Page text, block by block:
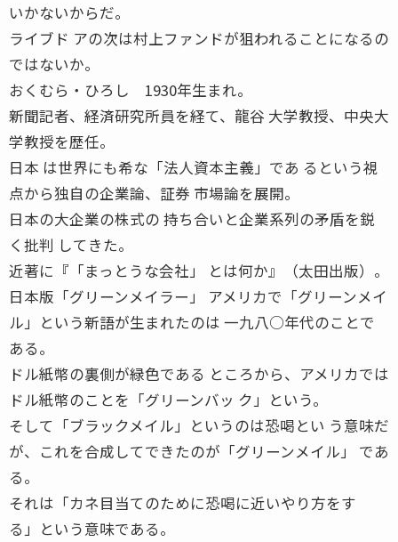
いかないからだ。
ライブド アの次は村上ファンドが狙われることになるの
ではないか。
おくむら・ひろし 1930年生まれ。
新聞記者、経済研究所員を経て、龍谷 大学教授、中央大
学教授を歴任。
日本 は世界にも希な「法人資本主義」であ るという視
点から独自の企業論、証券 市場論を展開。
日本の大企業の株式の 持ち合いと企業系列の矛盾を鋭
く批判 してきた。
近著に『「まっとうな会社」 とは何か』（太田出版）。
日本版「グリーンメイラー」 アメリカで「グリーンメイ
ル」という新語が生まれたのは 一九八○年代のことで
ある。
ドル紙幣の裏側が緑色である ところから、アメリカでは
ドル紙幣のことを「グリーンバッ ク」という。
そして「ブラックメイル」というのは恐喝とい う意味だ
が、これを合成してできたのが「グリーンメイル」 であ
る。
それは「カネ目当てのために恐喝に近いやり方をす
る」という意味である。